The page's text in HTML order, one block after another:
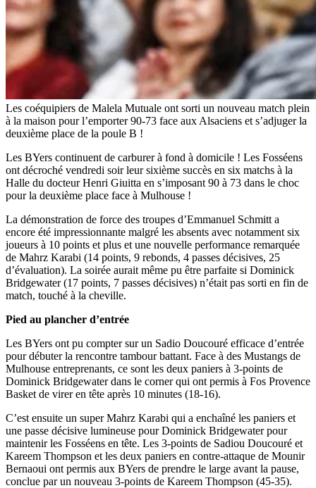
Les coéquipiers de Malela Mutuale ont sorti un nouveau match plein
à la maison pour l’emporter 90-73 face aux Alsaciens et s’adjuger la
deuxième place de la poule B !
Les BYers continuent de carburer à fond à domicile ! Les Fosséens
ont décroché vendredi soir leur sixième succès en six matchs à la
Halle du docteur Henri Giuitta en s’imposant 90 à 73 dans le choc
pour la deuxième place face à Mulhouse !
La démonstration de force des troupes d’Emmanuel Schmitt a
encore été impressionnante malgré les absents avec notamment six
joueurs à 10 points et plus et une nouvelle performance remarquée
de Mahrz Karabi (14 points, 9 rebonds, 4 passes décisives, 25
d’évaluation). La soirée aurait même pu être parfaite si Dominick
Bridgewater (17 points, 7 passes décisives) n’était pas sorti en fin de
match, touché à la cheville.
Pied au plancher d’entrée
Les BYers ont pu compter sur un Sadio Doucouré efficace d’entrée
pour débuter la rencontre tambour battant. Face à des Mustangs de
Mulhouse entreprenants, ce sont les deux paniers à 3-points de
Dominick Bridgewater dans le corner qui ont permis à Fos Provence
Basket de virer en tête après 10 minutes (18-16).
C’est ensuite un super Mahrz Karabi qui a enchaîné les paniers et
une passe décisive lumineuse pour Dominick Bridgewater pour
maintenir les Fosséens en tête. Les 3-points de Sadiou Doucouré et
Kareem Thompson et les deux paniers en contre-attaque de Mounir
Bernaoui ont permis aux BYers de prendre le large avant la pause,
conclue par un nouveau 3-points de Kareem Thompson (45-35).